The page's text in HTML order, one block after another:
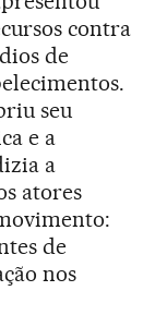
contra
de
seu
e a
a
atores
de
nos